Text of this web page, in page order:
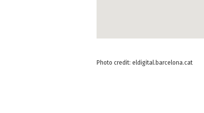
Photo credit: eldigital.barcelona.cat